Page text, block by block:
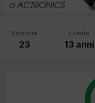
Risposte
23
Creato
13 anni